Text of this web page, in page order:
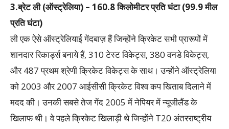
3.ब्रेट ली (ऑस्ट्रेलिया) – 160.8 किलोमीटर प्रति घंटा (99.9 मील
प्रति घंटा)
ली एक ऐसे ऑस्ट्रेलियाई गेंदबाज़ हैं जिन्होंने क्रिकेट सभी प्रारूपों में
शानदार रिकार्ड्स बनाये हैं, 310 टेस्ट विकेट्स, 380 वनडे विकेट्स,
और 487 प्रथम श्रेणी क्रिकेट विकेट्स के साथ। उन्होंने ऑस्ट्रेलिया
को 2003 और 2007 आईसीसी क्रिकेट विश्व कप खिताब दिलाने में
मदद की। उनकी सबसे तेज गेंद 2005 में नेपियर में न्यूजीलैंड के
खिलाफ थी। वे पहले क्रिकेट खिलाड़ी थे जिन्होंने T20 अंतरराष्ट्रीय